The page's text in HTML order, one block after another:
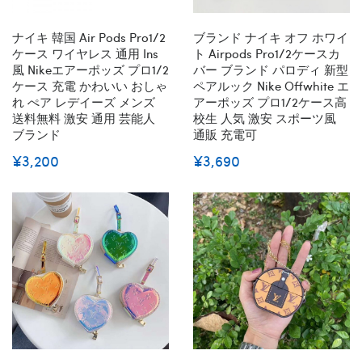
ナイキ 韓国 Air Pods Pro1/2
ケース ワイヤレス 通用 Ins
風 Nikeエアーポッズ プロ1/2
ケース 充電 かわいい おしゃ
れ ぺア レデイーズ メンズ
送料無料 激安 通用 芸能人
ブランド
¥3,200
ブランド ナイキ オフ ホワイ
ト Airpods Pro1/2ケースカ
バー ブランド パロディ 新型
ペアルック Nike Offwhite エ
アーポッズ プロ1/2ケース高
校生 人気 激安 スポーツ風
通販 充電可
¥3,690